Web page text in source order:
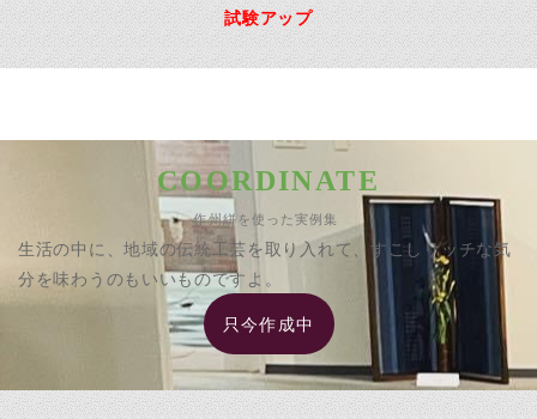
試験アップ
COORDINATE
作州絣を使った実例集
生活の中に、地域の伝統工芸を取り入れて、すこしリッチな気
分を味わうのもいいものですよ。
只今作成中